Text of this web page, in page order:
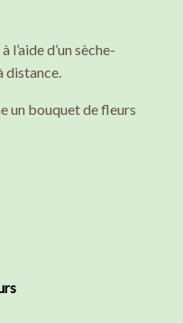
d’un sèche-
distance.
un bouquet de fleurs